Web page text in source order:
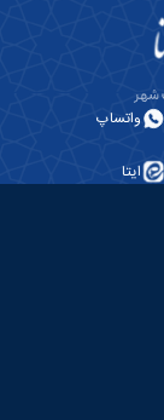
واتساپ
ایتا